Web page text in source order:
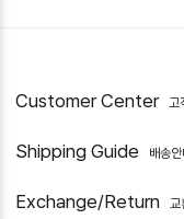
Customer Center 고
Shipping Guide 배송안
Exchange/Return 교